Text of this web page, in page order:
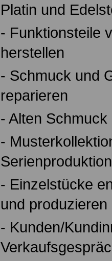
Platin und
- Funktionsteile
herstellen
- Schmuck und
reparieren
- Alten
-
- Einzelstücke
und produzieren
- Kunden/